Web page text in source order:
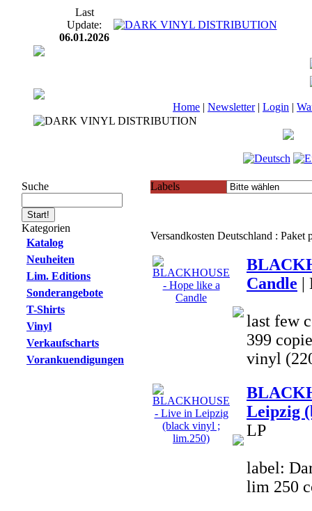
Last
Update:
06.01.2026
Home | Newsletter| Login |
Suche
Kategorien
Katalog
Neuheiten
Lim. Editions
Sonderangebote
T-Shirts
Vinyl
Verkaufscharts
Vorankuendigungen
Labels
Versandkosten Deutschland : Paket
Candle |
last few
399
vinyl
Leipzig
LP
label:
lim 250